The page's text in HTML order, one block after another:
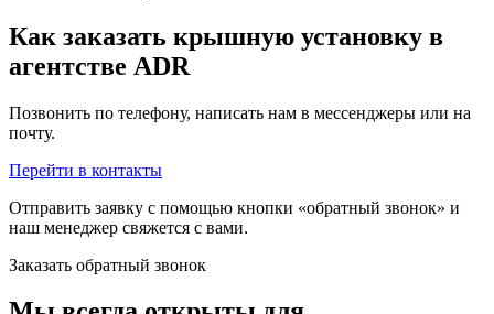
Как заказать крышную установку в
агентстве ADR
Позвонить по телефону, написать нам в мессенджеры или на
почту.
Перейти в контакты
Отправить заявку с помощью кнопки «обратный звонок» и
наш менеджер свяжется с вами.
Заказать обратный звонок